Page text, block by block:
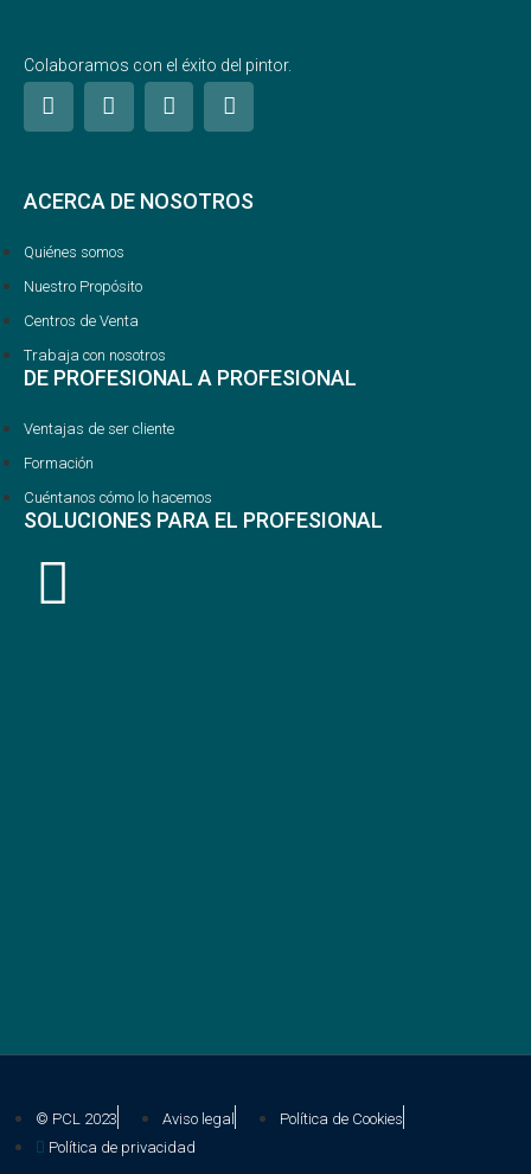
Colaboramos con el éxito del pintor.
ACERCA DE NOSOTROS
Quiénes somos
Nuestro Propósito
Centros de Venta
Trabaja con nosotros
DE PROFESIONAL A PROFESIONAL
Ventajas de ser cliente
Formación
Cuéntanos cómo lo hacemos
SOLUCIONES PARA EL PROFESIONAL
© PCL 2023 Aviso legal
Política de Cookies
Política de privacidad